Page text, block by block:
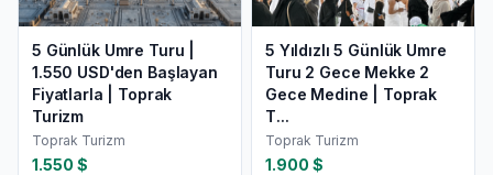
5 Günlük Umre Turu |
1.550 USD'den Başlayan
Fiyatlarla | Toprak
Turizm
Toprak Turizm
1.550 $
5 Yıldızlı 5 Günlük Umre
Turu 2 Gece Mekke 2
Gece Medine | Toprak
T...
Toprak Turizm
1.900 $